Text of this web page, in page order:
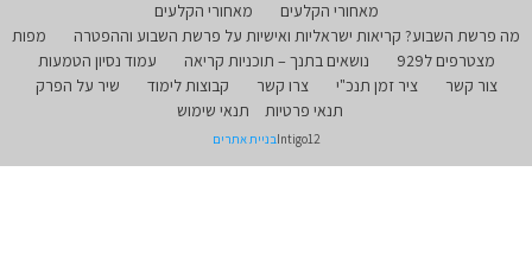
מאחורי הקלעים
מאחורי הקלעים
מה פרשת השבוע? קריאות ישראליות ואישיות על פרשת השבוע וההפטרה
מפות
מצטרפים ל929
נושאים בתנך – תוכניות קריאה
עמוד נסיון הטמעות
צור קשר
ציר זמן תנכ"י צרו קשר קבוצות לימוד
שיר על הפרק
תנאי פרטיות
תנאי שימוש
Intigo12בניית אתרים